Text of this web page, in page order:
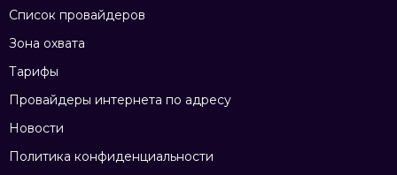
Список провайдеров
Зона охвата
Тарифы
Провайдеры интернета по адресу
Новости
Политика конфиденциальности